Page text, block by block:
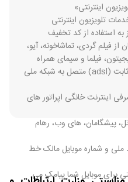
اینترنتی»
به استفاده از کد تخفیف
فیلم گردی، تماشاخونه، آیو،
فیلما و سیمای همراه
برای مشترکین اینترنت پهن باند ثابت (adsl) متصل به شبکه ملی
اینترنت خانگی اپراتور های
پیشگامان، های وب، رهام
ملی و شماره موبایل مالک خط
برای موبایل شما پیامک می